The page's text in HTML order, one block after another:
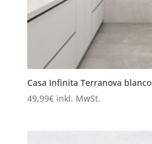
Casa Infinita Terranova blanco
49,99€ inkl. MwSt.